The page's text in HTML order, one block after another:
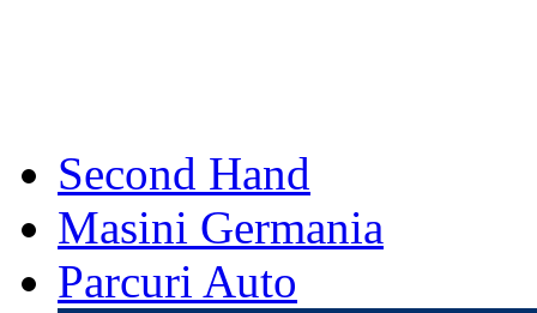
Second Hand
Masini Germania
Parcuri Auto